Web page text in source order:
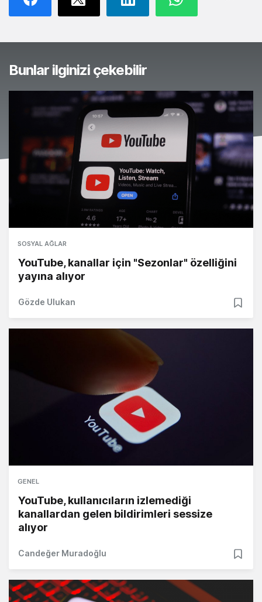
Bunlar ilginizi çekebilir
SOSYAL AĞLAR
YouTube, kanallar için "Sezonlar" özelliğini
yayına alıyor
Gözde Ulukan
GENEL
YouTube, kullanıcıların izlemediği
kanallardan gelen bildirimleri sessize
alıyor
Candeğer Muradoğlu